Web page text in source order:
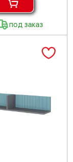
под заказ